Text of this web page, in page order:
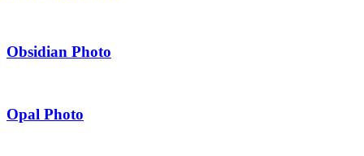
Obsidian Photo
Opal Photo